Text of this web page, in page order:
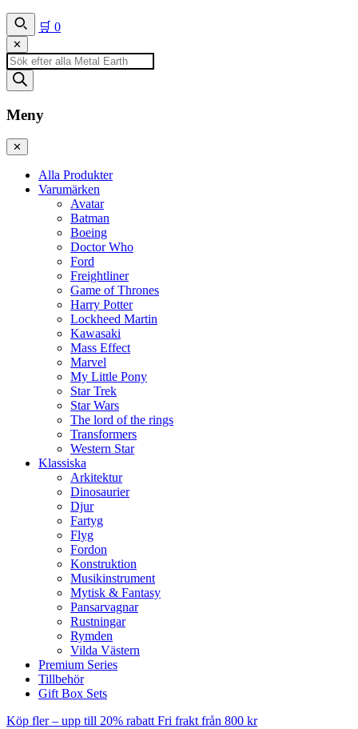
🛒 0
✕
Produktsökning
Meny
✕
Alla Produkter
Varumärken
Avatar
Batman
Boeing
Doctor Who
Ford
Freightliner
Game of Thrones
Harry Potter
Lockheed Martin
Kawasaki
Mass Effect
Marvel
My Little Pony
Star Trek
Star Wars
The lord of the rings
Transformers
Western Star
Klassiska
Arkitektur
Dinosaurier
Djur
Fartyg
Flyg
Fordon
Konstruktion
Musikinstrument
Mytisk & Fantasy
Pansarvagnar
Rustningar
Rymden
Vilda Västern
Premium Series
Tillbehör
Gift Box Sets
Köp fler – upp till 20% rabattFri frakt från 800 kr